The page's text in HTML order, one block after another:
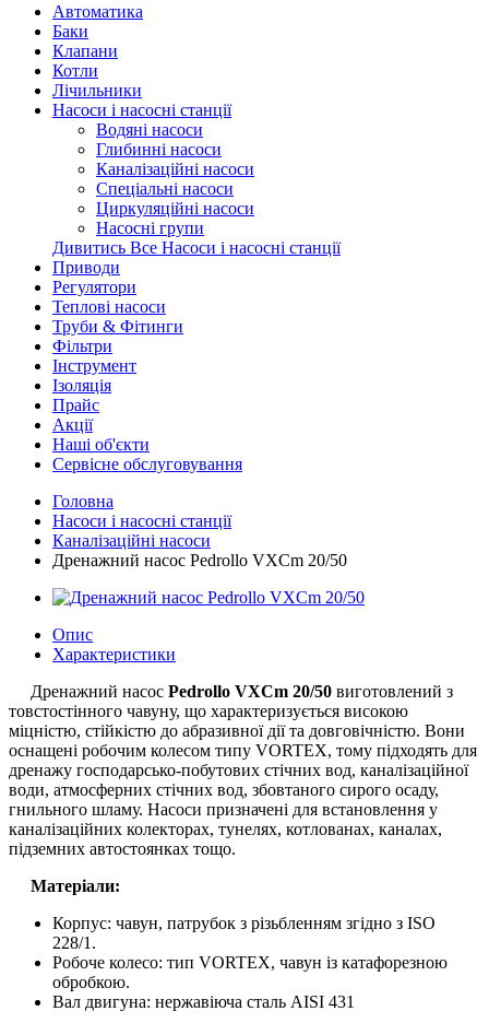
Автоматика
Баки
Клапани
Котли
Лічильники
Насоси і насосні станції
Водяні насоси
Глибинні насоси
Каналізаційні насоси
Спеціальні насоси
Циркуляційні насоси
Насосні групи
Дивитись Все Насоси і насосні станції
Приводи
Регулятори
Теплові насоси
Труби & Фітинги
Фільтри
Інструмент
Ізоляція
Прайс
Акції
Наші об'єкти
Сервісне обслуговування
Головна
Насоси і насосні станції
Каналізаційні насоси
Дренажний насос Pedrollo VXCm 20/50
Опис
Характеристики
Дренажний насос Pedrollo VXCm 20/50 виготовлений з
товстостінного чавуну, що характеризується високою
міцністю, стійкістю до абразивної дії та довговічністю. Вони
оснащені робочим колесом типу VORTEX, тому підходять для
дренажу господарсько-побутових стічних вод, каналізаційної
води, атмосферних стічних вод, збовтаного сирого осаду,
гнильного шламу. Насоси призначені для встановлення у
каналізаційних колекторах, тунелях, котлованах, каналах,
підземних автостоянках тощо.
Матеріали:
Корпус: чавун, патрубок з різьбленням згідно з ISO
228/1.
Робоче колесо: тип VORTEX, чавун із катафорезною
обробкою.
Вал двигуна: нержавіюча сталь AISI 431